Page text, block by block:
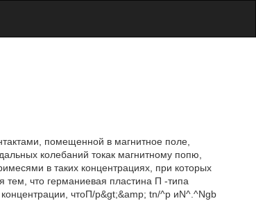
помещенной в магнитное поле,
колебаний токак магнитному попю,
в таких концентрациях, при которых
тем, что германиевая пластина П -типа
чтоП/р&gt;&amp; tn/^p иN^.^Ngb